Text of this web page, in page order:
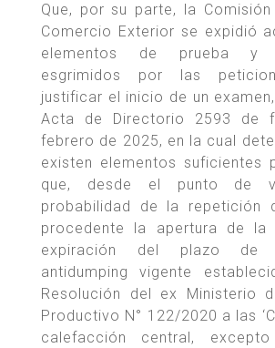
Que, por su parte, la
Comercio Exterior se expidió
elementos de prueba y
esgrimidos por las
justificar el inicio de un
Acta de Directorio 2593 de
febrero de 2025, en la cual
existen elementos suficientes
que, desde el punto de
probabilidad de la repetición
procedente la apertura de la
expiración del plazo de
antidumping vigente
Resolución del ex Ministerio
Productivo N° 122/2020 a las
calefacción central,